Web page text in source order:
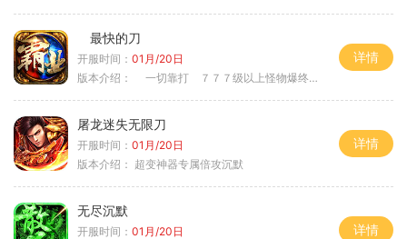
最快的刀
开服时间： 01月/20日
版本介绍：
一切靠打 ７７７级以上怪物爆终极
详情
屠龙迷失无限刀
开服时间： 01月/20日
版本介绍： 超变神器专属倍攻沉默
详情
无尽沉默
开服时间： 01月/20日
详情